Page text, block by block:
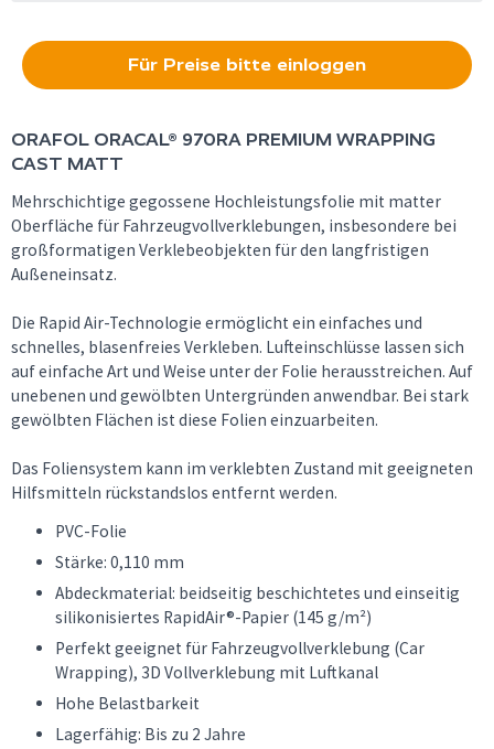
Für Preise bitte einloggen
ORAFOL ORACAL® 970RA PREMIUM WRAPPING
CAST MATT
Mehrschichtige gegossene Hochleistungsfolie mit matter
Oberfläche für Fahrzeugvollverklebungen, insbesondere bei
großformatigen Verklebeobjekten für den langfristigen
Außeneinsatz.
Die Rapid Air-Technologie ermöglicht ein einfaches und
schnelles, blasenfreies Verkleben. Lufteinschlüsse lassen sich
auf einfache Art und Weise unter der Folie herausstreichen. Auf
unebenen und gewölbten Untergründen anwendbar. Bei stark
gewölbten Flächen ist diese Folien einzuarbeiten.
Das Foliensystem kann im verklebten Zustand mit geeigneten
Hilfsmitteln rückstandslos entfernt werden.
PVC-Folie
Stärke: 0,110 mm
Abdeckmaterial: beidseitig beschichtetes und einseitig
silikonisiertes RapidAir®-Papier (145 g/m²)
Perfekt geeignet für Fahrzeugvollverklebung (Car
Wrapping), 3D Vollverklebung mit Luftkanal
Hohe Belastbarkeit
Lagerfähig: Bis zu 2 Jahre